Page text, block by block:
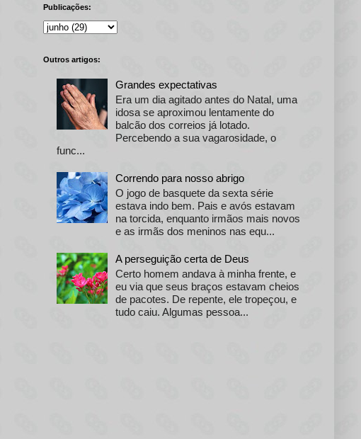
Publicações:
Outros artigos:
Grandes expectativas
Era um dia agitado antes do Natal, uma
idosa se aproximou lentamente do
balcão dos correios já lotado.
Percebendo a sua vagarosidade, o
func...
Correndo para nosso abrigo
O jogo de basquete da sexta série
estava indo bem. Pais e avós estavam
na torcida, enquanto irmãos mais novos
e as irmãs dos meninos nas equ...
A perseguição certa de Deus
Certo homem andava à minha frente, e
eu via que seus braços estavam cheios
de pacotes. De repente, ele tropeçou, e
tudo caiu. Algumas pessoa...